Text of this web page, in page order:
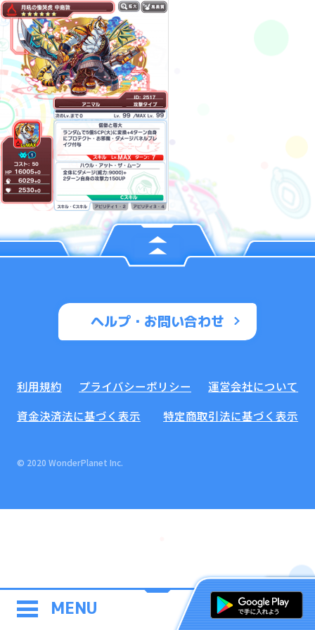
MENU
ヘルプ・お問い合わせ
利用規約 プライバシーポリシー
運営会社について
資金決済法に基づく表示
特定商取引法に基づく表示
© 2020 WonderPlanet Inc.